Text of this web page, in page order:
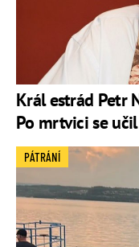
Král estrád Petr
Po mrtvici se
PÁTRÁNÍ